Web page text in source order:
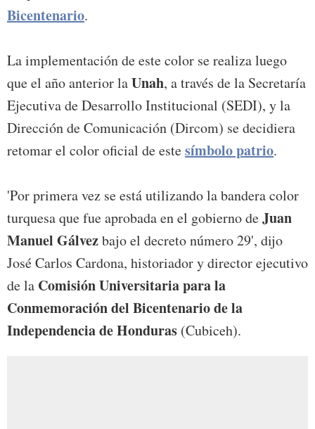
Bicentenario.
La implementación de este color se realiza luego
que el año anterior laUnah, a través de la Secretaría
Ejecutiva de Desarrollo Institucional (SEDI), y la
Dirección de Comunicación (Dircom) se decidiera
retomar el color oficial de estesímbolo patrio.
'Por primera vez se está utilizando la bandera color
turquesa que fue aprobada en el gobierno deJuan
Manuel Gálvezbajo el decreto número 29', dijo
José Carlos Cardona, historiador y director ejecutivo
de la Comisión Universitaria para la
Conmemoración del Bicentenario de la
Independencia de Honduras (Cubiceh).